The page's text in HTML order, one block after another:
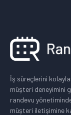
İş süreçlerini
müşteri deneyimini
randevu
müşteri iletişimine